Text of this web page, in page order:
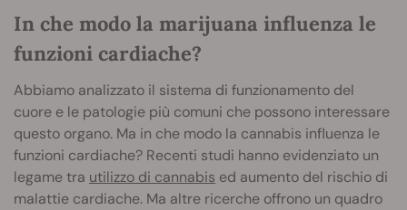
In che modo la marijuana influenza le
funzioni cardiache?
Abbiamo analizzato il sistema di funzionamento del
cuore e le patologie più comuni che possono interessare
questo organo. Ma in che modo la cannabis influenza le
funzioni cardiache? Recenti studi hanno evidenziato un
legame tra utilizzo di cannabis ed aumento del rischio di
malattie cardiache. Ma altre ricerche offrono un quadro